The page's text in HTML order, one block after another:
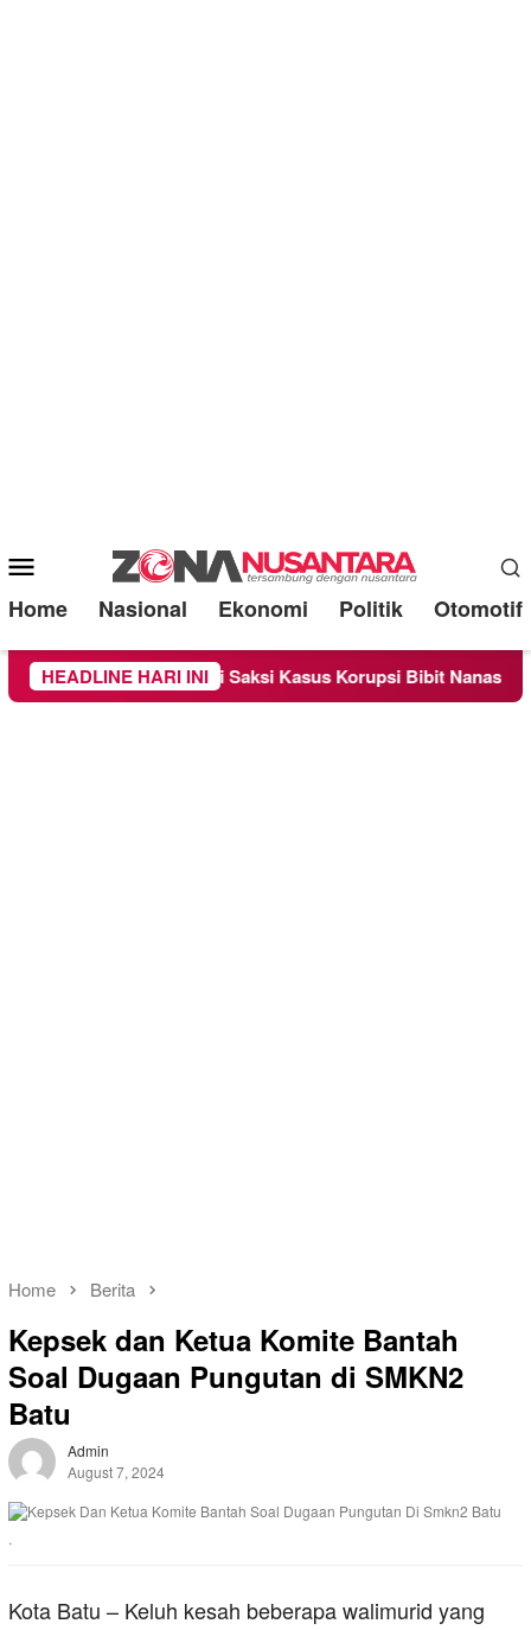
Mobile
Menu
Home Nasional Ekonomi Politik Otomotif
HEADLINE HARI INI
Sebagai Saksi Kasus Korupsi Bibit Nanas Sulsel Rp
Home Berita
Kepsek dan Ketua Komite Bantah
Soal Dugaan Pungutan di SMKN2
Batu
Admin
August 7, 2024
.
Kota Batu – Keluh kesah beberapa walimurid yang